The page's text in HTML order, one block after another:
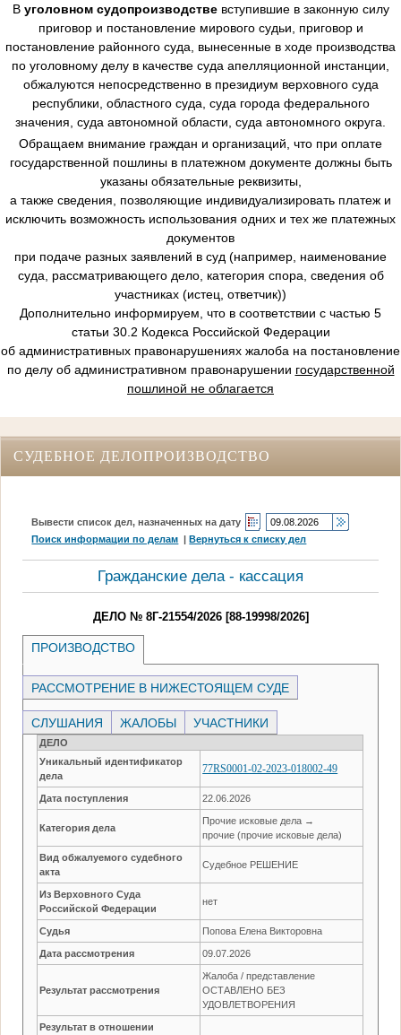
В уголовном судопроизводствевступившие в законную силу
приговор и постановление мирового судьи, приговор и
постановление районного суда, вынесенные в ходе производства
по уголовному делу в качестве суда апелляционной инстанции,
обжалуются непосредственно в президиум верховного суда
республики, областного суда, суда города федерального
значения, суда автономной области, суда автономного округа.
Обращаем внимание граждан и организаций, что при оплате
государственной пошлины в платежном документе должны быть
указаны обязательные реквизиты,
а также сведения, позволяющие индивидуализировать платеж и
исключить возможность использования одних и тех же платежных
документов
при подаче разных заявлений в суд (например, наименование
суда, рассматривающего дело, категория спора, сведения об
участниках (истец, ответчик))
Дополнительно информируем, что в соответствии с частью 5
статьи 30.2 Кодекса Российской Федерации
об административных правонарушениях жалоба на постановление
по делу об административном правонарушении государственной
пошлиной не облагается
СУДЕБНОЕ ДЕЛОПРОИЗВОДСТВО
Вывести список дел, назначенных на дату
Поиск информации по делам |Вернуться к списку дел
Гражданские дела - кассация
ДЕЛО № 8Г-21554/2026 [88-19998/2026]
ПРОИЗВОДСТВО
РАССМОТРЕНИЕ В НИЖЕСТОЯЩЕМ СУДЕ
СЛУШАНИЯ ЖАЛОБЫ УЧАСТНИКИ
ДЕЛО
Уникальный идентификатор
дела
77RS0001-02-2023-018002-49
Дата поступления 22.06.2026
Категория дела
Прочие исковые дела →
прочие (прочие исковые дела)
Вид обжалуемого судебного
акта
Судебное РЕШЕНИЕ
Из Верховного Суда
Российской Федерации
нет
Судья Попова Елена Викторовна
Дата рассмотрения 09.07.2026
Результат рассмотрения
Жалоба / представление
ОСТАВЛЕНО БЕЗ
УДОВЛЕТВОРЕНИЯ
Результат в отношении